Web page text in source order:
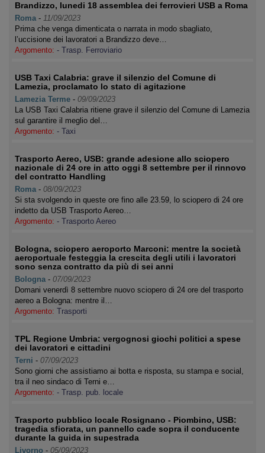
Brandizzo, lunedi 18 assemblea dei ferrovieri USB a Roma
Roma - 11/09/2023
Prima che venga dimenticata o narrata in modo sbagliato,
l’uccisione dei lavoratori a Brandizzo deve…
Argomento: - Trasp. Ferroviario
USB Taxi Calabria: grave il silenzio del Comune di
Lamezia, proclamato lo stato di agitazione
Lamezia Terme - 09/09/2023
La USB Taxi Calabria ritiene grave il silenzio del Comune di Lamezia
sul garantire il meglio del…
Argomento: - Taxi
Trasporto Aereo, USB: grande adesione allo sciopero
nazionale di 24 ore in atto oggi 8 settembre per il rinnovo
del contratto Handling
Roma - 08/09/2023
Si sta svolgendo in queste ore fino alle 23.59, lo sciopero di 24 ore
indetto da USB Trasporto Aereo…
Argomento: - Trasporto Aereo
Bologna, sciopero aeroporto Marconi: mentre la società
aeroportuale festeggia la crescita degli utili i lavoratori
sono senza contratto da più di sei anni
Bologna - 07/09/2023
Domani venerdì 8 settembre nuovo sciopero di 24 ore del trasporto
aereo a Bologna: mentre il…
Argomento: Trasporti
TPL Regione Umbria: vergognosi giochi politici a spese
dei lavoratori e cittadini
Terni - 07/09/2023
Sono giorni che assistiamo ai botta e risposta, su stampa e social,
tra il neo sindaco di Terni e…
Argomento: - Trasp. pub. locale
Trasporto pubblico locale Rosignano - Piombino, USB:
tragedia sfiorata, un pannello cade sopra il conducente
durante la guida in supestrada
Livorno - 05/09/2023